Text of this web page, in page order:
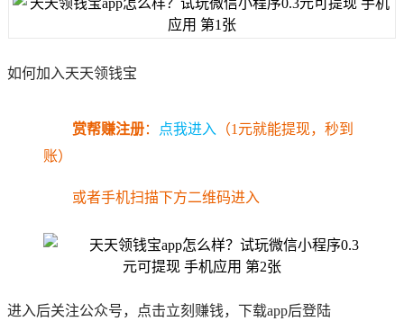
如何加入天天领钱宝
赏帮赚注册： 点我进入 （1元就能提现，秒到
账）
或者手机扫描下方二维码进入
进入后关注公众号，点击立刻赚钱，下载app后登陆